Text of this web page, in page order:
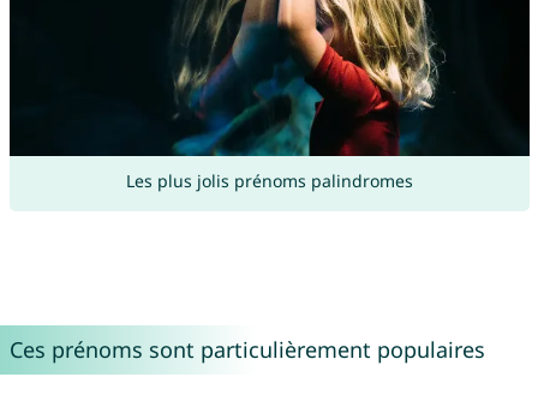
Les plus jolis prénoms palindromes
Ces prénoms sont particulièrement populaires